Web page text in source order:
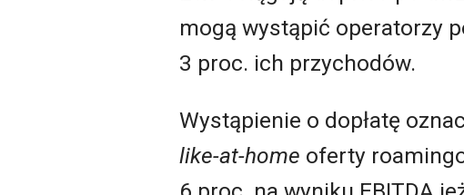
mogą wystąpić operatorzy
3 proc. ich przychodów.
Wystąpienie o dopłatę
like-at-home oferty